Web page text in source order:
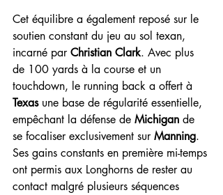
Cet équilibre a également reposé sur le
soutien constant du jeu au sol texan,
incarné par Christian Clark. Avec plus
de 100 yards à la course et un
touchdown, le running back a offert à
Texas une base de régularité essentielle,
empêchant la défense de Michigan de
se focaliser exclusivement sur Manning.
Ses gains constants en première mi-temps
ont permis aux Longhorns de rester au
contact malgré plusieurs séquences